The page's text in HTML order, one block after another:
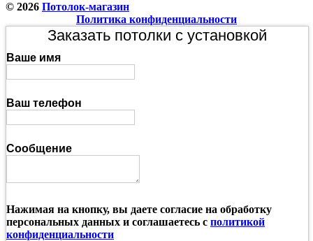
© 2026 Потолок-магазин
Политика конфиденциальности
Заказать потолки с установкой
Ваше имя
Ваш телефон
Сообщение
Нажимая на кнопку, вы даете согласие на обработку
персональных данных и соглашаетесь с политикой
конфиденциальности